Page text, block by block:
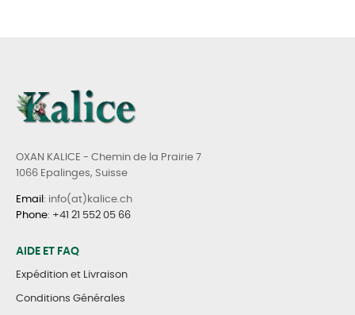
OXAN KALICE - Chemin de la Prairie 7
1066 Epalinges, Suisse
Email : info(at)kalice.ch
Phone: +41 21 552 05 66
AIDE ET FAQ
Expédition et Livraison
Conditions Générales